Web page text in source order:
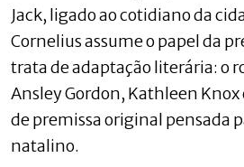
Jack, ligado ao cotidiano da
Cornelius assume o papel da
trata de adaptação literária: o
Ansley Gordon, Kathleen Knox
de premissa original pensada
natalino.